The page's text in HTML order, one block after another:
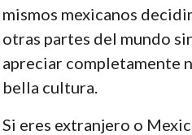
mismos mexicanos
otras partes del mundo
apreciar completamente
bella cultura.
Si eres extranjero o